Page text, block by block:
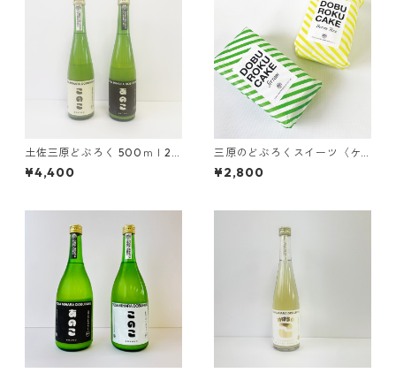
土佐三原どぶろく 500ｍｌ2
本セット（甘・辛各1本、箱入
り）
¥4,400
三原のどぶろくスイーツ〈ケ
ーキ2個セット〉
¥2,800